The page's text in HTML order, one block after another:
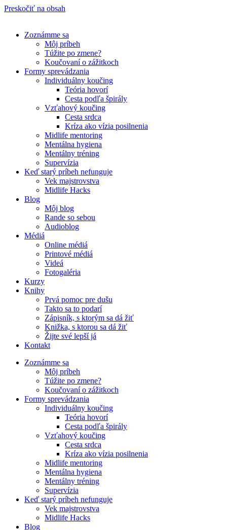
Preskočiť na obsah
Zoznámme sa
Môj príbeh
Túžite po zmene?
Koučovaní o zážitkoch
Formy sprevádzania
Individuálny koučing
Teória hovorí
Cesta podľa špirály
Vzťahový koučing
Cesta srdca
Kríza ako vízia posilnenia
Midlife mentoring
Mentálna hygiena
Mentálny tréning
Supervízia
Keď starý príbeh nefunguje
Vek majstrovstva
Midlife Hacks
Blog
Môj blog
Rande so sebou
Audioblog
Médiá
Online médiá
Printové médiá
Videá
Fotogaléria
Kurzy
Knihy
Prvá pomoc pre dušu
Takto sa to podarí
Zápisník, s ktorým sa dá žiť
Knižka, s ktorou sa dá žiť
Žijte své lepší já
Kontakt
Zoznámme sa
Môj príbeh
Túžite po zmene?
Koučovaní o zážitkoch
Formy sprevádzania
Individuálny koučing
Teória hovorí
Cesta podľa špirály
Vzťahový koučing
Cesta srdca
Kríza ako vízia posilnenia
Midlife mentoring
Mentálna hygiena
Mentálny tréning
Supervízia
Keď starý príbeh nefunguje
Vek majstrovstva
Midlife Hacks
Blog